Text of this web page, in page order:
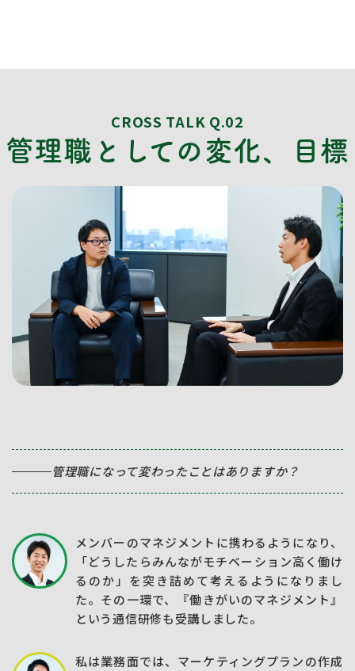
CROSS TALK Q.02
管理職としての変化、目標
管理職になって変わったことはありますか？
メンバーのマネジメントに携わるようになり、
「どうしたらみんながモチベーション高く働け
るのか」を突き詰めて考えるようになりまし
た。その一環で、『働きがいのマネジメント』
という通信研修も受講しました。
私は業務面では、マーケティングプランの作成